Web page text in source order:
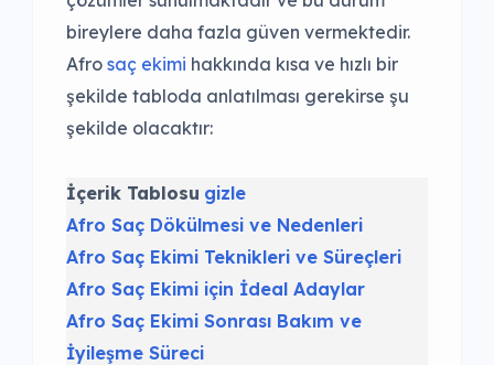
bireylere daha fazla güven vermektedir.
Afro saç ekimi hakkında kısa ve hızlı bir
şekilde tabloda anlatılması gerekirse şu
şekilde olacaktır:
İçerik Tablosu gizle
Afro Saç Dökülmesi ve Nedenleri
Afro Saç Ekimi Teknikleri ve Süreçleri
Afro Saç Ekimi için İdeal Adaylar
Afro Saç Ekimi Sonrası Bakım ve
İyileşme Süreci